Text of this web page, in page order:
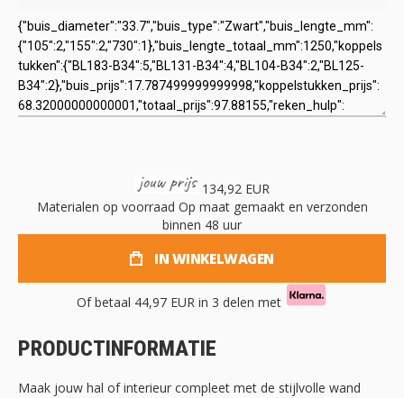
134,92 EUR
Materialen op voorraad Op maat gemaakt en verzonden
binnen 48 uur
IN WINKELWAGEN
Of betaal 44,97 EUR in 3 delen met
PRODUCTINFORMATIE
Maak jouw hal of interieur compleet met de stijlvolle wand